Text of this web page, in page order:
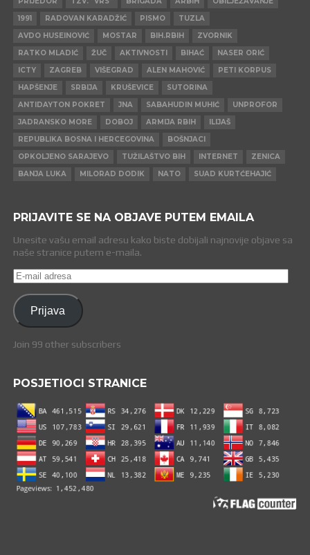
1991
RADOVAN KARADŽIĆ PISMO
TUZLA
AVDO HUSEINOVIĆ
MOSTAR BIH.RBIH
ZVORNIK
RATKO MLADIĆ
ŽUČ AKTIVNOSTI BIHAĆ
NASER ORIĆ
ICTY
ZAGREB VIŠEGRAD ALEN MAHOVIĆ
PETI KORPUS
HAPŠENJE
SRBIJA KRUŠEVICE
SUTORINA
ANTIDAYTON POKRET
JNA SABAHUDIN MUHIĆ
UNPROFOR
JADRANSKO MORE
DOBOJ ARMIJA RBIH
ILIJAŠ
REPUBLIKA BOSNA I HERCEGOVINA
BOŠNJACI
OPKOLJENO SARAJEVO
TUŽILAŠTVO BIH INTERNET
ZENICA
BANJA LUKA
MILORAD DODIK NATO SUAD KURTĆEHAJIĆ
PRIJAVITE SE NA OBJAVE PUTEM EMAILA
Unesite vašu email adresu kako biste dobijali najnovije objave sa
naše stranice putem e-maila.
E-
mail
adresa
Prijava
Join 99 other subscribers
POSJETIOCI STRANICE